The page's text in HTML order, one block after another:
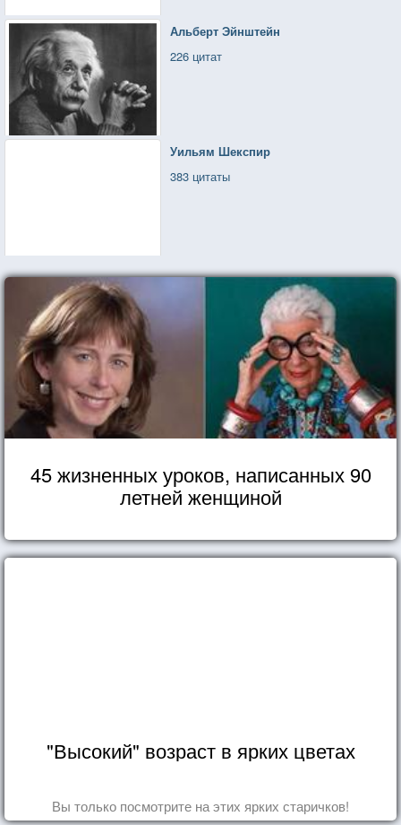
Альберт Эйнштейн
226 цитат
Уильям Шекспир
383 цитаты
45 жизненных уроков, написанных 90
летней женщиной
"Высокий" возраст в ярких цветах
Вы только посмотрите на этих ярких старичков!